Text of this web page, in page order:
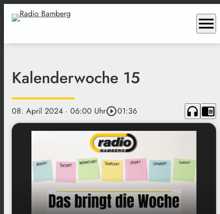
menu
Kalenderwoche 15
08. April 2024 · 06:00 Uhrplay_circle_outline01:36 headphones chrome_reader_mode